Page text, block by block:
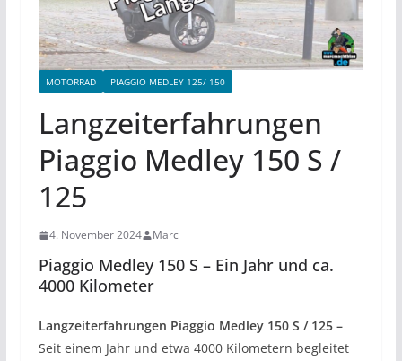
MOTORRAD PIAGGIO MEDLEY 125/ 150
Langzeiterfahrungen
Piaggio Medley 150 S /
125
4. November 2024 Marc
Piaggio Medley 150 S – Ein Jahr und ca.
4000 Kilometer
Langzeiterfahrungen Piaggio Medley 150 S / 125 –
Seit einem Jahr und etwa 4000 Kilometern begleitet